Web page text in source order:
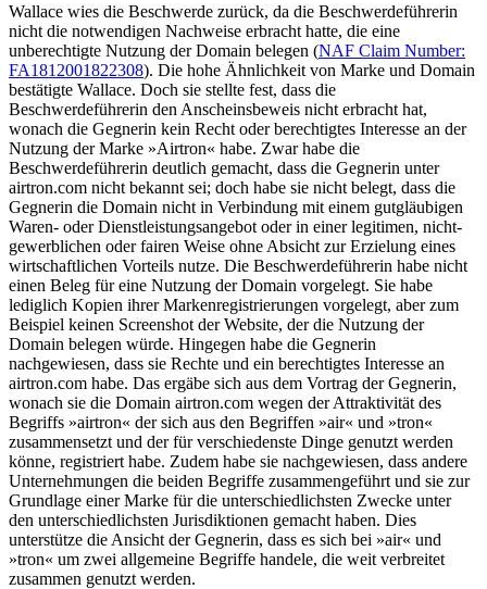
Wallace wies die Beschwerde zurück, da die Beschwerdeführerin
nicht die notwendigen Nachweise erbracht hatte, die eine
unberechtigte Nutzung der Domain belegen (NAF Claim Number:
FA1812001822308). Die hohe Ähnlichkeit von Marke und Domain
bestätigte Wallace. Doch sie stellte fest, dass die
Beschwerdeführerin den Anscheinsbeweis nicht erbracht hat,
wonach die Gegnerin kein Recht oder berechtigtes Interesse an der
Nutzung der Marke »Airtron« habe. Zwar habe die
Beschwerdeführerin deutlich gemacht, dass die Gegnerin unter
airtron.com nicht bekannt sei; doch habe sie nicht belegt, dass die
Gegnerin die Domain nicht in Verbindung mit einem gutgläubigen
Waren- oder Dienstleistungsangebot oder in einer legitimen, nicht-
gewerblichen oder fairen Weise ohne Absicht zur Erzielung eines
wirtschaftlichen Vorteils nutze. Die Beschwerdeführerin habe nicht
einen Beleg für eine Nutzung der Domain vorgelegt. Sie habe
lediglich Kopien ihrer Markenregistrierungen vorgelegt, aber zum
Beispiel keinen Screenshot der Website, der die Nutzung der
Domain belegen würde. Hingegen habe die Gegnerin
nachgewiesen, dass sie Rechte und ein berechtigtes Interesse an
airtron.com habe. Das ergäbe sich aus dem Vortrag der Gegnerin,
wonach sie die Domain airtron.com wegen der Attraktivität des
Begriffs »airtron« der sich aus den Begriffen »air« und »tron«
zusammensetzt und der für verschiedenste Dinge genutzt werden
könne, registriert habe. Zudem habe sie nachgewiesen, dass andere
Unternehmungen die beiden Begriffe zusammengeführt und sie zur
Grundlage einer Marke für die unterschiedlichsten Zwecke unter
den unterschiedlichsten Jurisdiktionen gemacht haben. Dies
unterstütze die Ansicht der Gegnerin, dass es sich bei »air« und
»tron« um zwei allgemeine Begriffe handele, die weit verbreitet
zusammen genutzt werden.